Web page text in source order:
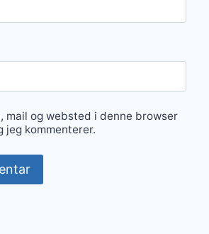
mail og websted i denne browser
kommenterer.